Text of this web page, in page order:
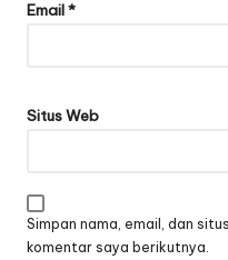
Email*
Situs Web
Simpan nama, email, dan
komentar saya berikutnya.